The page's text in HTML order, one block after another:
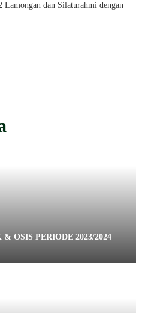
Lamongan dan Silaturahmi dengan
OSIS PERIODE 2023/2024